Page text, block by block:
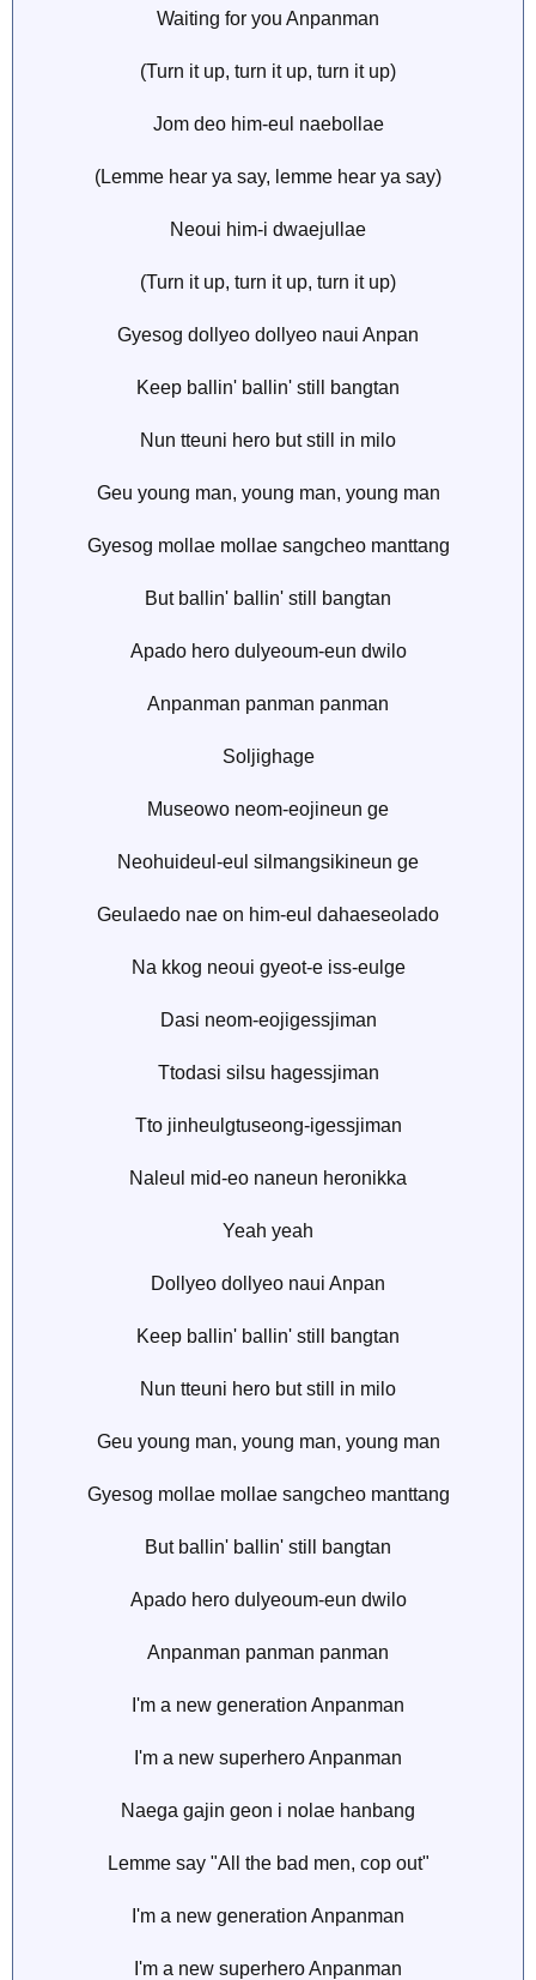
Waiting for you Anpanman
(Turn it up, turn it up, turn it up)
Jom deo him-eul naebollae
(Lemme hear ya say, lemme hear ya say)
Neoui him-i dwaejullae
(Turn it up, turn it up, turn it up)
Gyesog dollyeo dollyeo naui Anpan
Keep ballin' ballin' still bangtan
Nun tteuni hero but still in milo
Geu young man, young man, young man
Gyesog mollae mollae sangcheo manttang
But ballin' ballin' still bangtan
Apado hero dulyeoum-eun dwilo
Anpanman panman panman
Soljighage
Museowo neom-eojineun ge
Neohuideul-eul silmangsikineun ge
Geulaedo nae on him-eul dahaeseolado
Na kkog neoui gyeot-e iss-eulge
Dasi neom-eojigessjiman
Ttodasi silsu hagessjiman
Tto jinheulgtuseong-igessjiman
Naleul mid-eo naneun heronikka
Yeah yeah
Dollyeo dollyeo naui Anpan
Keep ballin' ballin' still bangtan
Nun tteuni hero but still in milo
Geu young man, young man, young man
Gyesog mollae mollae sangcheo manttang
But ballin' ballin' still bangtan
Apado hero dulyeoum-eun dwilo
Anpanman panman panman
I'm a new generation Anpanman
I'm a new superhero Anpanman
Naega gajin geon i nolae hanbang
Lemme say "All the bad men, cop out"
I'm a new generation Anpanman
I'm a new superhero Anpanman